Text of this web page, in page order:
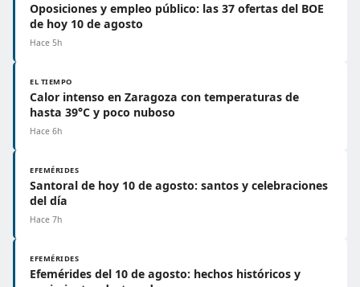
Oposiciones y empleo público: las 37 ofertas del BOE
de hoy 10 de agosto
Hace 5h
EL TIEMPO
Calor intenso en Zaragoza con temperaturas de
hasta 39°C y poco nuboso
Hace 6h
EFEMÉRIDES
Santoral de hoy 10 de agosto: santos y celebraciones
del día
Hace 7h
EFEMÉRIDES
Efemérides del 10 de agosto: hechos históricos y